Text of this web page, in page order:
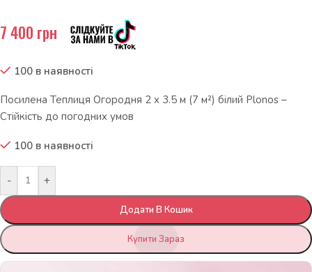
7 400 грн
100 в наявності
Посилена Теплиця Огородня 2 x 3.5 м (7 м²) білий Plonos –
Стійкість до погодних умов
100 в наявності
- +
Додати В Кошик
Купити Зараз